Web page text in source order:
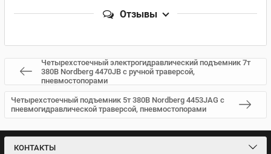
Отзывы
Четырехстоечный электрогидравлический подъемник 7т
380В Nordberg 4470JB с ручной траверсой,
пневмостопорами
Четырехстоечный подъемник 5т 380В Nordberg 4453JAG с
пневмогидравлической траверсой, пневмостопорами
КОНТАКТЫ